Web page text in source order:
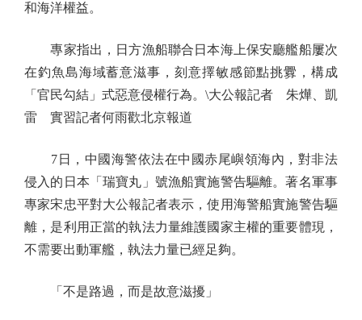
和海洋權益。
專家指出，日方漁船聯合日本海上保安廳艦船屢次
在釣魚島海域蓄意滋事，刻意擇敏感節點挑釁，構成
「官民勾結」式惡意侵權行為。\大公報記者 朱燁、凱
雷 實習記者何雨歡北京報道
7日，中國海警依法在中國赤尾嶼領海內，對非法
侵入的日本「瑞寶丸」號漁船實施警告驅離。著名軍事
專家宋忠平對大公報記者表示，使用海警船實施警告驅
離，是利用正當的執法力量維護國家主權的重要體現，
不需要出動軍艦，執法力量已經足夠。
「不是路過，而是故意滋擾」